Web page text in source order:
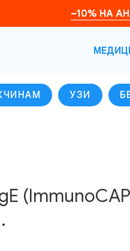
–10% НА
УЗИ